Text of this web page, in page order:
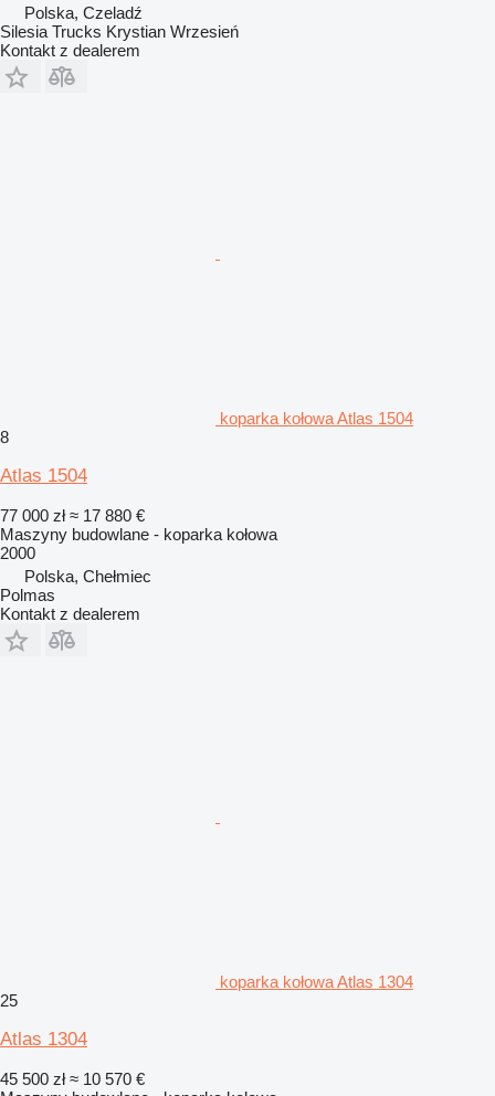
Polska, Czeladź
Silesia Trucks Krystian Wrzesień
Kontakt z dealerem
koparka kołowa Atlas 1504
8
Atlas 1504
77 000 zł ≈ 17 880 €
Maszyny budowlane - koparka kołowa
2000
Polska, Chełmiec
Polmas
Kontakt z dealerem
koparka kołowa Atlas 1304
25
Atlas 1304
45 500 zł ≈ 10 570 €